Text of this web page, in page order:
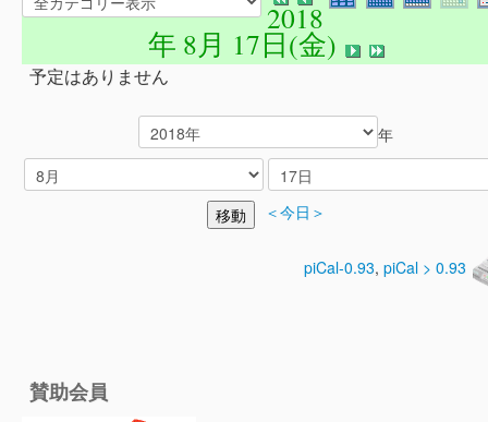
2018
年 8月 17日(金)
予定はありません
年
＜今日＞
piCal-0.93, piCal > 0.93
賛助会員